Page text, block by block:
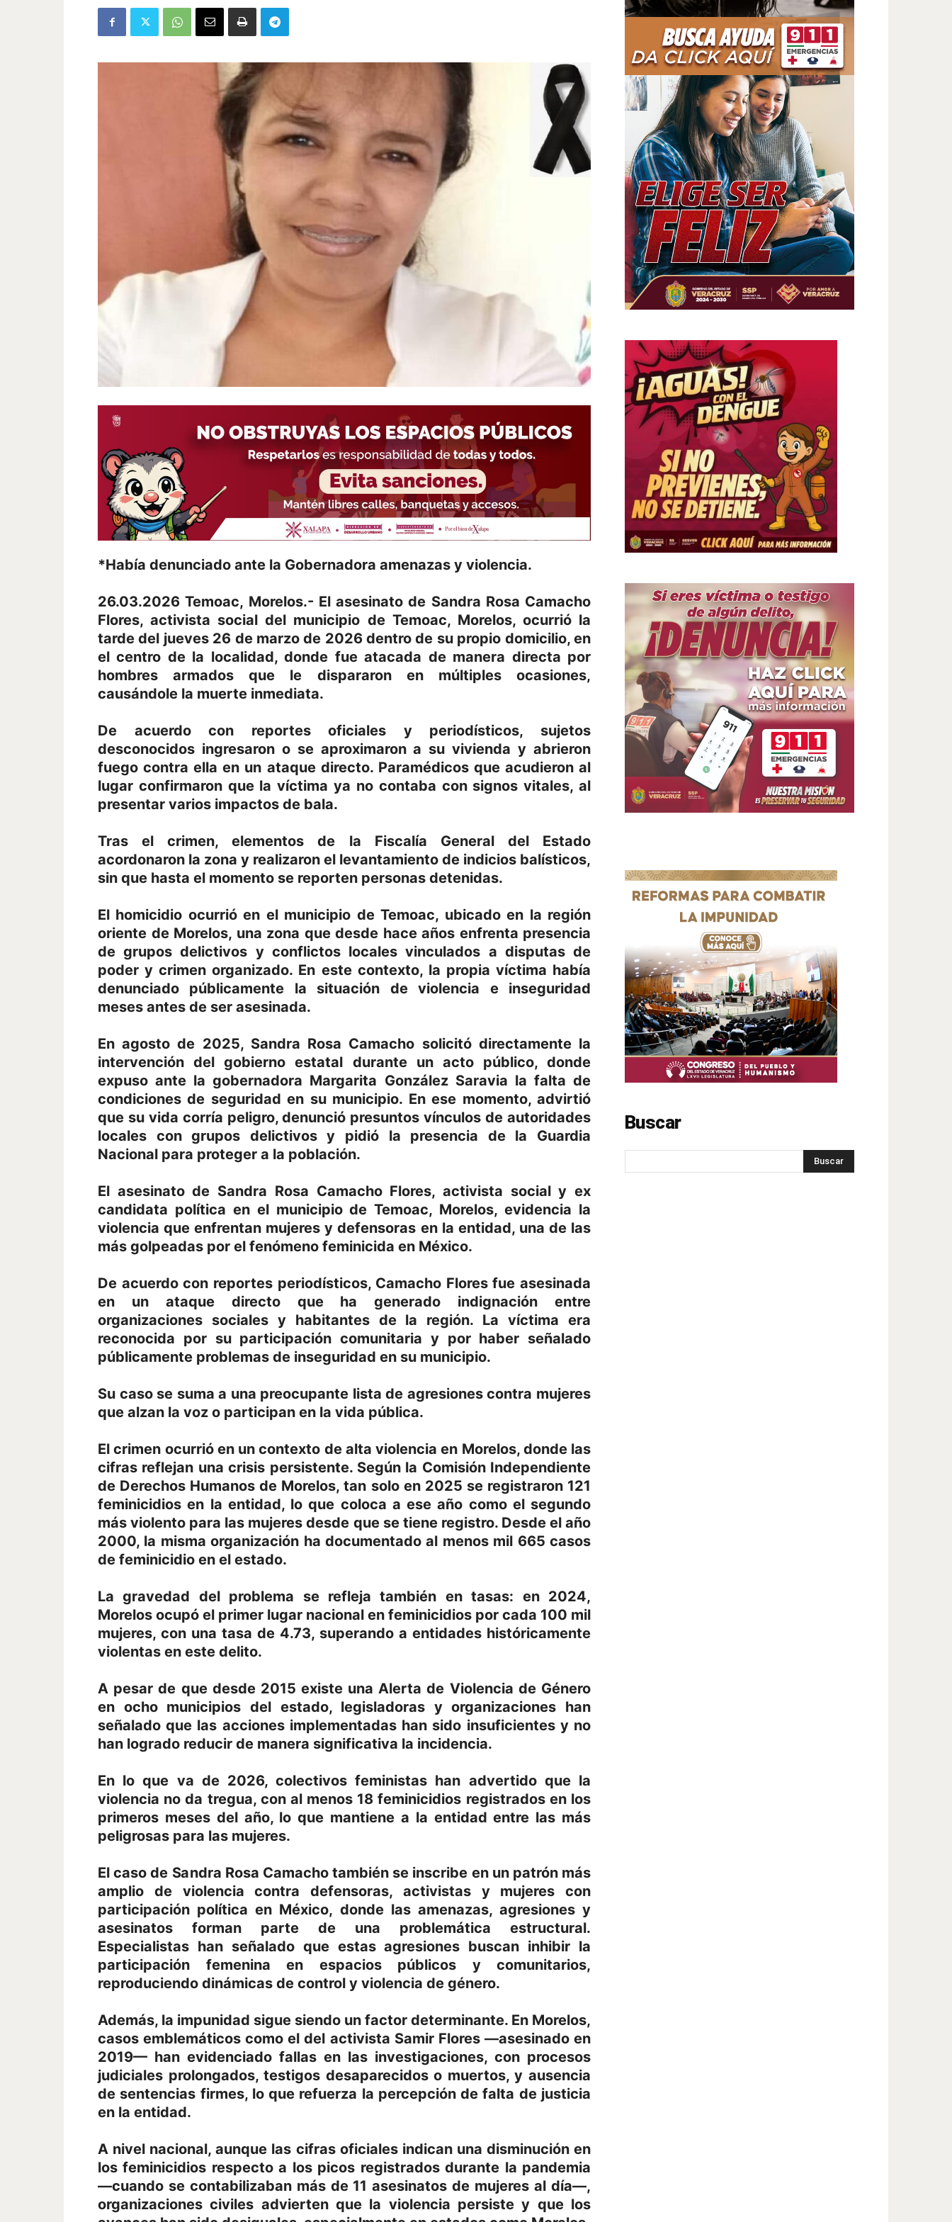
*Había denunciado ante la Gobernadora amenazas y violencia.
26.03.2026 Temoac, Morelos.- El asesinato de Sandra Rosa Camacho
Flores, activista social del municipio de Temoac, Morelos, ocurrió la
tarde del jueves 26 de marzo de 2026 dentro de su propio domicilio, en
el centro de la localidad, donde fue atacada de manera directa por
hombres armados que le dispararon en múltiples ocasiones,
causándole la muerte inmediata.
De acuerdo con reportes oficiales y periodísticos, sujetos
desconocidos ingresaron o se aproximaron a su vivienda y abrieron
fuego contra ella en un ataque directo. Paramédicos que acudieron al
lugar confirmaron que la víctima ya no contaba con signos vitales, al
presentar varios impactos de bala.
Tras el crimen, elementos de la Fiscalía General del Estado
acordonaron la zona y realizaron el levantamiento de indicios balísticos,
sin que hasta el momento se reporten personas detenidas.
El homicidio ocurrió en el municipio de Temoac, ubicado en la región
oriente de Morelos, una zona que desde hace años enfrenta presencia
de grupos delictivos y conflictos locales vinculados a disputas de
poder y crimen organizado. En este contexto, la propia víctima había
denunciado públicamente la situación de violencia e inseguridad
meses antes de ser asesinada.
En agosto de 2025, Sandra Rosa Camacho solicitó directamente la
intervención del gobierno estatal durante un acto público, donde
expuso ante la gobernadora Margarita González Saravia la falta de
condiciones de seguridad en su municipio. En ese momento, advirtió
que su vida corría peligro, denunció presuntos vínculos de autoridades
locales con grupos delictivos y pidió la presencia de la Guardia
Nacional para proteger a la población.
El asesinato de Sandra Rosa Camacho Flores, activista social y ex
candidata política en el municipio de Temoac, Morelos, evidencia la
violencia que enfrentan mujeres y defensoras en la entidad, una de las
más golpeadas por el fenómeno feminicida en México.
De acuerdo con reportes periodísticos, Camacho Flores fue asesinada
en un ataque directo que ha generado indignación entre
organizaciones sociales y habitantes de la región. La víctima era
reconocida por su participación comunitaria y por haber señalado
públicamente problemas de inseguridad en su municipio.
Su caso se suma a una preocupante lista de agresiones contra mujeres
que alzan la voz o participan en la vida pública.
El crimen ocurrió en un contexto de alta violencia en Morelos, donde las
cifras reflejan una crisis persistente. Según la Comisión Independiente
de Derechos Humanos de Morelos, tan solo en 2025 se registraron 121
feminicidios en la entidad, lo que coloca a ese año como el segundo
más violento para las mujeres desde que se tiene registro. Desde el año
2000, la misma organización ha documentado al menos mil 665 casos
de feminicidio en el estado.
La gravedad del problema se refleja también en tasas: en 2024,
Morelos ocupó el primer lugar nacional en feminicidios por cada 100 mil
mujeres, con una tasa de 4.73, superando a entidades históricamente
violentas en este delito.
A pesar de que desde 2015 existe una Alerta de Violencia de Género
en ocho municipios del estado, legisladoras y organizaciones han
señalado que las acciones implementadas han sido insuficientes y no
han logrado reducir de manera significativa la incidencia.
En lo que va de 2026, colectivos feministas han advertido que la
violencia no da tregua, con al menos 18 feminicidios registrados en los
primeros meses del año, lo que mantiene a la entidad entre las más
peligrosas para las mujeres.
El caso de Sandra Rosa Camacho también se inscribe en un patrón más
amplio de violencia contra defensoras, activistas y mujeres con
participación política en México, donde las amenazas, agresiones y
asesinatos forman parte de una problemática estructural.
Especialistas han señalado que estas agresiones buscan inhibir la
participación femenina en espacios públicos y comunitarios,
reproduciendo dinámicas de control y violencia de género.
Además, la impunidad sigue siendo un factor determinante. En Morelos,
casos emblemáticos como el del activista Samir Flores —asesinado en
2019— han evidenciado fallas en las investigaciones, con procesos
judiciales prolongados, testigos desaparecidos o muertos, y ausencia
de sentencias firmes, lo que refuerza la percepción de falta de justicia
en la entidad.
A nivel nacional, aunque las cifras oficiales indican una disminución en
los feminicidios respecto a los picos registrados durante la pandemia
—cuando se contabilizaban más de 11 asesinatos de mujeres al día—,
organizaciones civiles advierten que la violencia persiste y que los
Buscar